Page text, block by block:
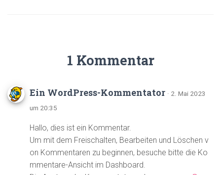
1 Kommentar
Ein WordPress-Kommentator · 2. Mai 2023
um 20:35
Hallo, dies ist ein Kommentar.
Um mit dem Freischalten, Bearbeiten und Löschen v
on Kommentaren zu beginnen, besuche bitte die Ko
mmentare-Ansicht im Dashboard.